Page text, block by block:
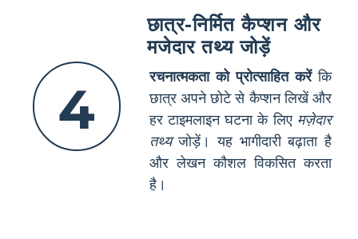
4
छात्र-निर्मित कैप्शन और
मजेदार तथ्य जोड़ें
रचनात्मकता को प्रोत्साहित करेंकि
छात्र अपने छोटे से कैप्शन लिखें और
हर टाइमलाइन घटना के लिए मज़ेदार
तथ्यजोड़ें। यह भागीदारी बढ़ाता है
और लेखन कौशल विकसित करता
है।